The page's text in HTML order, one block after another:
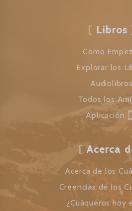
Libros
Cómo
Explorar los
Audiolibros
Todos los
Aplicación
Acerca
Acerca de los
Creencias de los
¿Cuáqueros hoy